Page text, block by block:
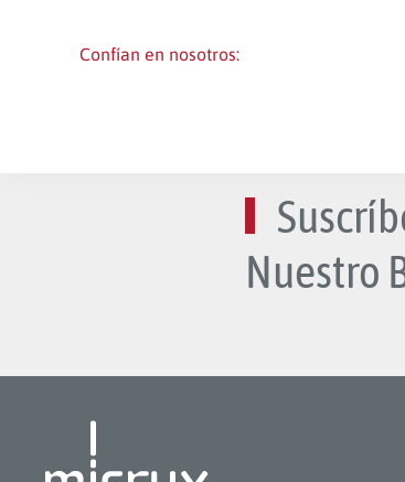
Confían en nosotros:
Nuestro